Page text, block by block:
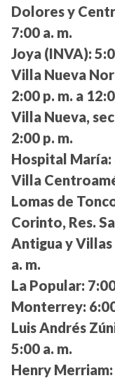
Dolores y
7:00 a. m.
Joya (INVA):
Villa Nueva
2:00 p. m. a
Villa Nueva,
2:00 p. m.
Hospital María:
Villa
Lomas de
Corinto, Res.
Antigua y
a. m.
La Popular:
Monterrey:
Luis Andrés
5:00 a. m.
Henry Merriam: